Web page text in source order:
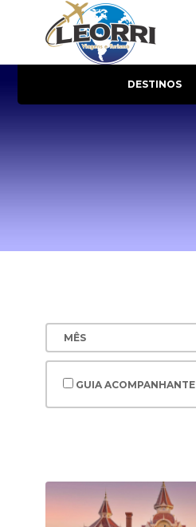
DESTINOS
GUIA ACOMPANHANTE